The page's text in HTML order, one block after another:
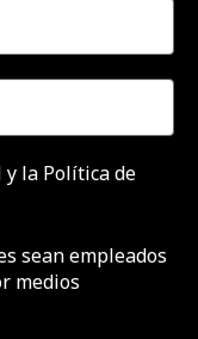
y la Política de
sean empleados
medios